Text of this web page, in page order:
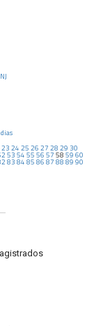
23 24 25 26 27 28 29 30
53 54 55 56 57 58 59 60
83 84 85 86 87 88 89 90